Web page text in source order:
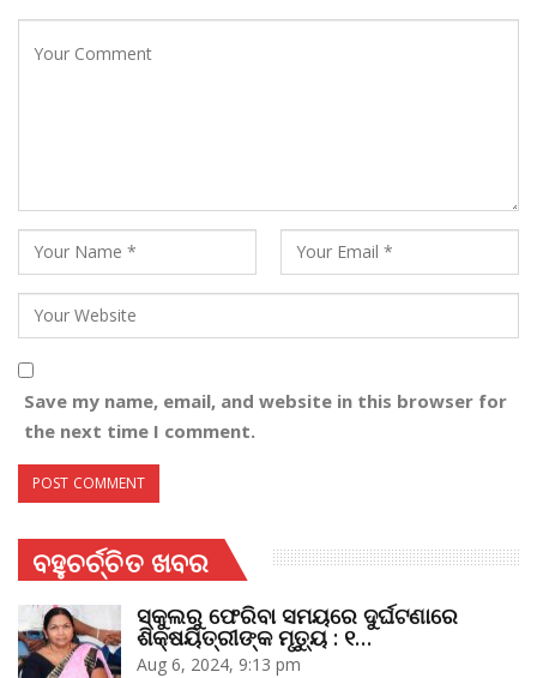
Save my name, email, and website in this browser for
the next time I comment.
ବହୁଚର୍ଚ୍ଚିତ ଖବର
ସ୍କୁଲରୁ ଫେରିବା ସମୟରେ ଦୁର୍ଘଟଣାରେ
ଶିକ୍ଷୟିତ୍ରୀଙ୍କ ମୃତ୍ୟୁ : ୧…
Aug 6, 2024, 9:13 pm